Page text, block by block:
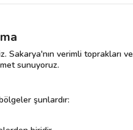
verimli toprakları ve
sunuyoruz.
şunlardır: